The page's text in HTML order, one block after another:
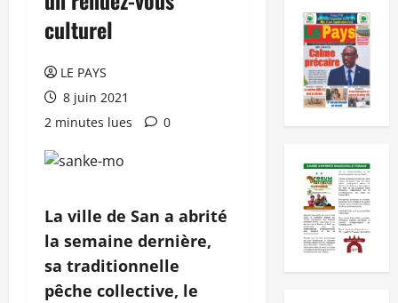
culturel
LE PAYS
8 juin 2021
2 minutes lues
0
La ville de San a abrité
la semaine dernière,
sa traditionnelle
pêche collective, le